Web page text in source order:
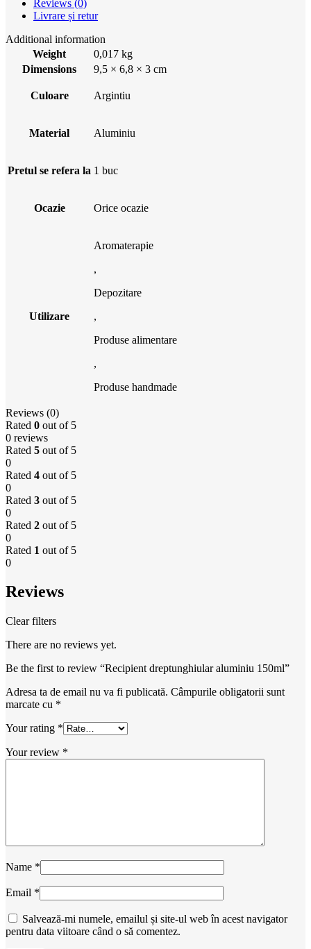
Reviews (0)
Livrare și retur
Additional information
Weight
0,017 kg
Dimensions
9,5 × 6,8 × 3 cm
Culoare Argintiu
Material Aluminiu
Pretul se refera la 1 buc
Ocazie Orice ocazie
Utilizare
Aromaterapie
,
Depozitare
,
Produse alimentare
,
Produse handmade
Reviews (0)
Rated 0 out of 5
0 reviews
Rated 5 out of 5
0
Rated 4 out of 5
0
Rated 3 out of 5
0
Rated 2 out of 5
0
Rated 1 out of 5
0
Reviews
Clear filters
There are no reviews yet.
Be the first to review “Recipient dreptunghiular aluminiu 150ml”
Adresa ta de email nu va fi publicată. Câmpurile obligatorii sunt
marcate cu *
Your rating *
Your review *
Name *
Email *
Salvează-mi numele, emailul și site-ul web în acest navigator
pentru data viitoare când o să comentez.